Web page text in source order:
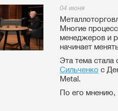
04 июня
Многие
менеджеров и
начинает
Эта тема стала
Сильченко с
Metal.
По его мнению,